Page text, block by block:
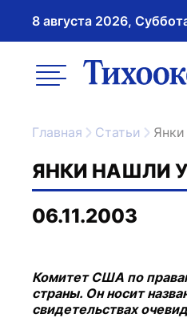
8 августа 2026,
меню
Главная Статьи
ЯНКИ НАШЛИ
06.11.2003
Комитет США по
страны. Он носит
свидетельствах